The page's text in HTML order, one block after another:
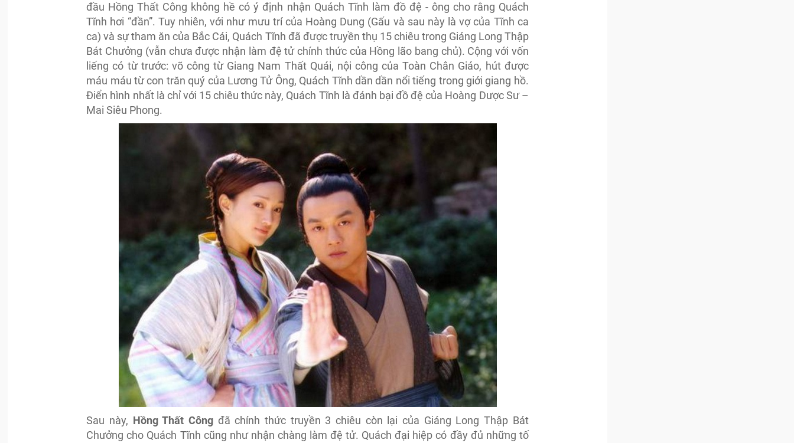
đầu Hồng Thất Công không hề có ý định nhận Quách Tĩnh làm đồ đệ - ông cho rằng Quách
Tĩnh hơi “đần”. Tuy nhiên, với như mưu trí của Hoàng Dung (Gấu và sau này là vợ của Tĩnh ca
ca) và sự tham ăn của Bắc Cái, Quách Tĩnh đã được truyền thụ 15 chiêu trong Giáng Long Thập
Bát Chưởng (vẫn chưa được nhận làm đệ tử chính thức của Hồng lão bang chủ). Cộng với vốn
liếng có từ trước: võ công từ Giang Nam Thất Quái, nội công của Toàn Chân Giáo, hút được
máu máu từ con trăn quý của Lương Tử Ông, Quách Tĩnh dần dần nổi tiếng trong giới giang hồ.
Điển hình nhất là chỉ với 15 chiêu thức này, Quách Tĩnh là đánh bại đồ đệ của Hoàng Dược Sư –
Mai Siêu Phong.
Sau này, Hồng Thất Công đã chính thức truyền 3 chiêu còn lại của Giáng Long Thập Bát
Chưởng cho Quách Tĩnh cũng như nhận chàng làm đệ tử. Quách đại hiệp có đầy đủ những tố